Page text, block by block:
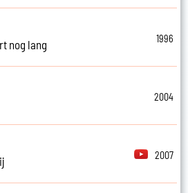
nog lang
1996
2004
2007